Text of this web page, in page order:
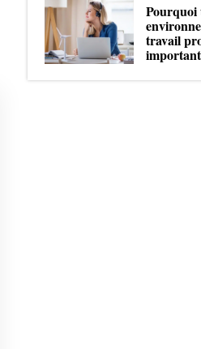
Pourquoi
travail